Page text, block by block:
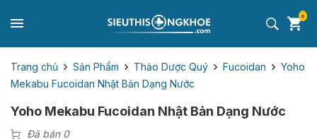
0
Trang chủ Sản Phẩm Thảo Dược Quý Fucoidan
Yoho
Mekabu Fucoidan Nhật Bản Dạng Nước
Yoho Mekabu Fucoidan Nhật Bản Dạng Nước
Đã bán 0